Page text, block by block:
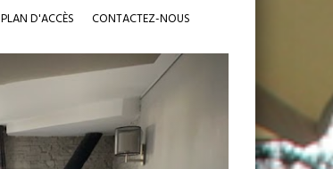
PLAN D'ACCÈS CONTACTEZ-NOUS